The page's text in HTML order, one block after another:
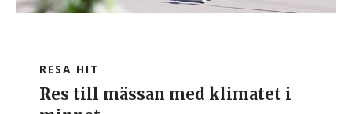
RESA HIT
Res till mässan med klimatet i